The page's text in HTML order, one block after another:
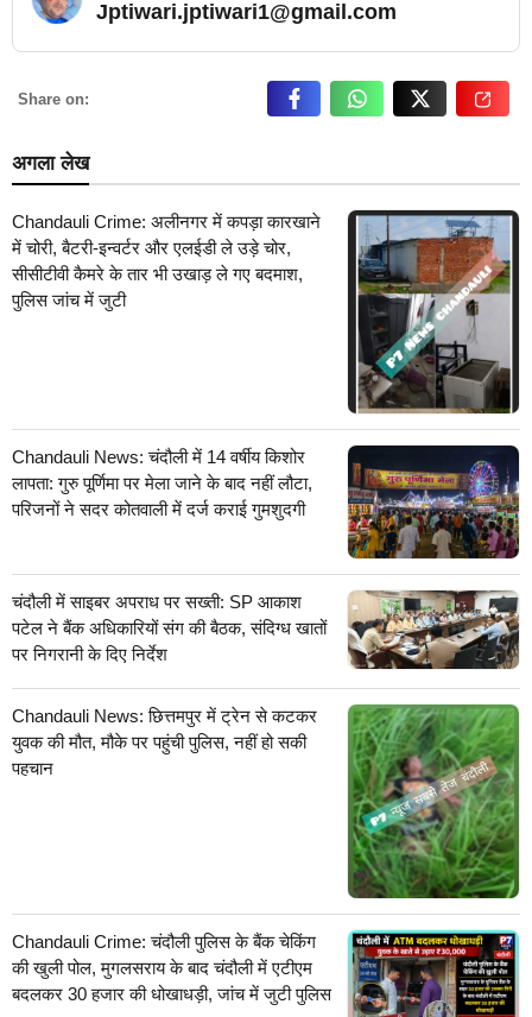
Jptiwari.jptiwari1@gmail.com… Read More
Share on:
अगला लेख
Chandauli Crime: अलीनगर में कपड़ा कारखाने
में चोरी, बैटरी-इन्वर्टर और एलईडी ले उड़े चोर,
सीसीटीवी कैमरे के तार भी उखाड़ ले गए बदमाश,
पुलिस जांच में जुटी
Chandauli News: चंदौली में 14 वर्षीय किशोर
लापता: गुरु पूर्णिमा पर मेला जाने के बाद नहीं लौटा,
परिजनों ने सदर कोतवाली में दर्ज कराई गुमशुदगी
चंदौली में साइबर अपराध पर सख्ती: SP आकाश
पटेल ने बैंक अधिकारियों संग की बैठक, संदिग्ध खातों
पर निगरानी के दिए निर्देश
Chandauli News: छित्तमपुर में ट्रेन से कटकर
युवक की मौत, मौके पर पहुंची पुलिस, नहीं हो सकी
पहचान
Chandauli Crime: चंदौली पुलिस के बैंक चेकिंग
की खुली पोल, मुगलसराय के बाद चंदौली में एटीएम
बदलकर 30 हजार की धोखाधड़ी, जांच में जुटी पुलिस